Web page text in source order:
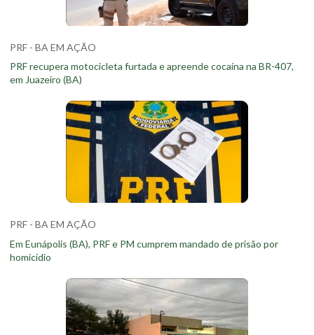
PRF - BA EM AÇÃO
PRF recupera motocicleta furtada e apreende cocaína na BR-407,
em Juazeiro (BA)
PRF - BA EM AÇÃO
Em Eunápolis (BA), PRF e PM cumprem mandado de prisão por
homicídio